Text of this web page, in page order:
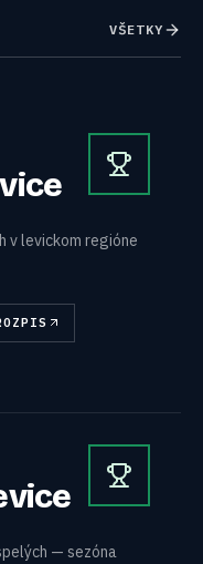
VŠETKY
v levickom regióne
— sezóna